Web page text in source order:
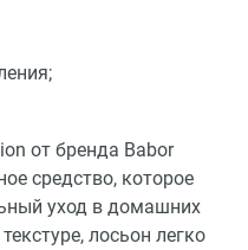
от бренда Babor
средство, которое
уход в домашних
лосьон легко